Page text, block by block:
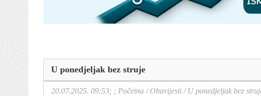
U ponedjeljak bez struje
20.07.2025. 09:53; ; Početna /Obavijesti /U ponedjeljak bez